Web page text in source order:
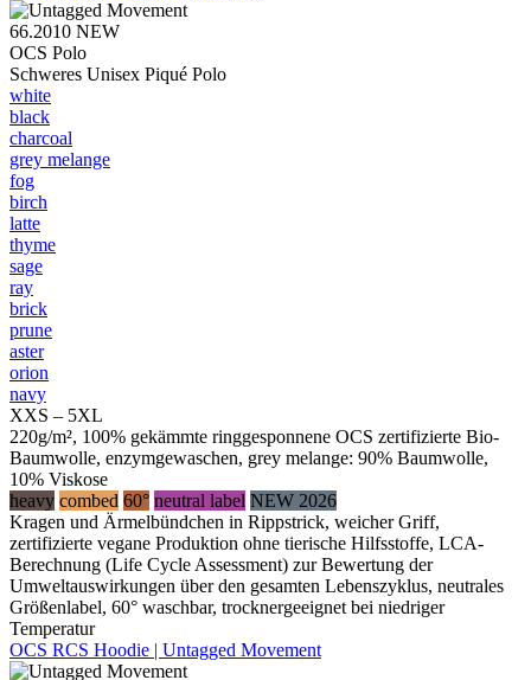
66.2010 NEW
OCS Polo
Schweres Unisex Piqué Polo
white
black
charcoal
grey melange
fog
birch
latte
thyme
sage
ray
brick
prune
aster
orion
navy
XXS – 5XL
220g/m², 100% gekämmte ringgesponnene OCS zertifizierte Bio-
Baumwolle, enzymgewaschen, grey melange: 90% Baumwolle,
10% Viskose
heavy combed 60° neutral label NEW 2026
Kragen und Ärmelbündchen in Rippstrick, weicher Griff,
zertifizierte vegane Produktion ohne tierische Hilfsstoffe, LCA-
Berechnung (Life Cycle Assessment) zur Bewertung der
Umweltauswirkungen über den gesamten Lebenszyklus, neutrales
Größenlabel, 60° waschbar, trocknergeeignet bei niedriger
Temperatur
OCS RCS Hoodie | Untagged Movement